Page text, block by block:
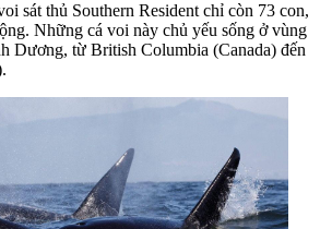
sát thủ Southern Resident chỉ còn 73 con,
Những cá voi này chủ yếu sống ở vùng
Dương, từ British Columbia (Canada) đến